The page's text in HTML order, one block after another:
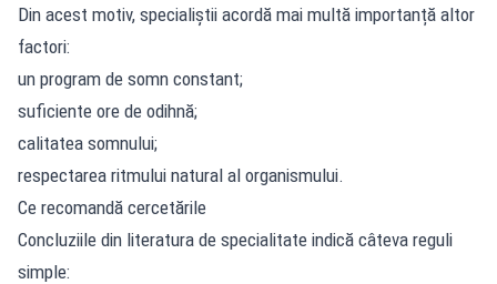
Din acest motiv, specialiștii acordă mai multă importanță altor
factori:
un program de somn constant;
suficiente ore de odihnă;
calitatea somnului;
respectarea ritmului natural al organismului.
Ce recomandă cercetările
Concluziile din literatura de specialitate indică câteva reguli
simple: